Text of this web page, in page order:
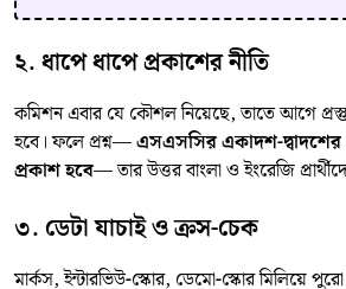
২. ধাপে ধাপে প্রকাশের নীতি
কমিশন এবার যে কৌশল নিয়েছে, তাতে আগে
হবে। ফলে প্রশ্ন—এসএসসির একাদশ-দ্বাদশের
প্রকাশ হবে— তার উত্তর বাংলা ও ইংরেজি
৩. ডেটা যাচাই ও ক্রস-চেক
মার্কস, ইন্টারভিউ-স্কোর, ডেমো-স্কোর মিলিয়ে